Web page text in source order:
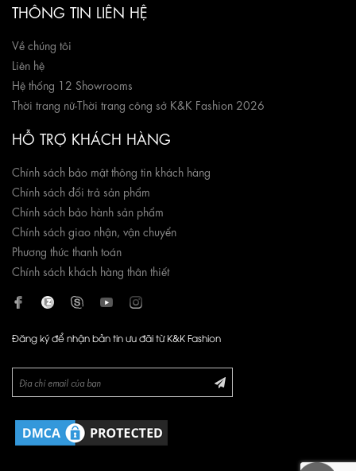
THÔNG TIN LIÊN HỆ
Về chúng tôi
Liên hệ
Hệ thống 12 Showrooms
Thời trang nữ-Thời trang công sở K&K Fashion 2026
HỖ TRỢ KHÁCH HÀNG
Chính sách bảo mật thông tin khách hàng
Chính sách đổi trả sản phẩm
Chính sách bảo hành sản phẩm
Chính sách giao nhận, vận chuyển
Phương thức thanh toán
Chính sách khách hàng thân thiết
Đăng ký để nhận bản tin ưu đãi từ K&K Fashion